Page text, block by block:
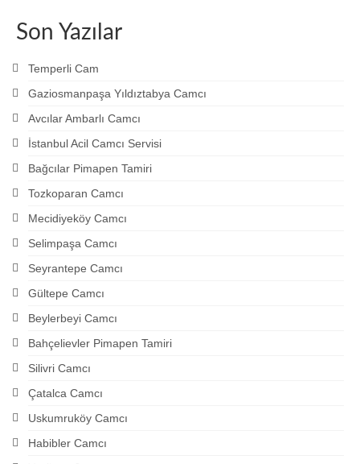
Son Yazılar
Temperli Cam
Gaziosmanpaşa Yıldıztabya Camcı
Avcılar Ambarlı Camcı
İstanbul Acil Camcı Servisi
Bağcılar Pimapen Tamiri
Tozkoparan Camcı
Mecidiyeköy Camcı
Selimpaşa Camcı
Seyrantepe Camcı
Gültepe Camcı
Beylerbeyi Camcı
Bahçelievler Pimapen Tamiri
Silivri Camcı
Çatalca Camcı
Uskumruköy Camcı
Habibler Camcı